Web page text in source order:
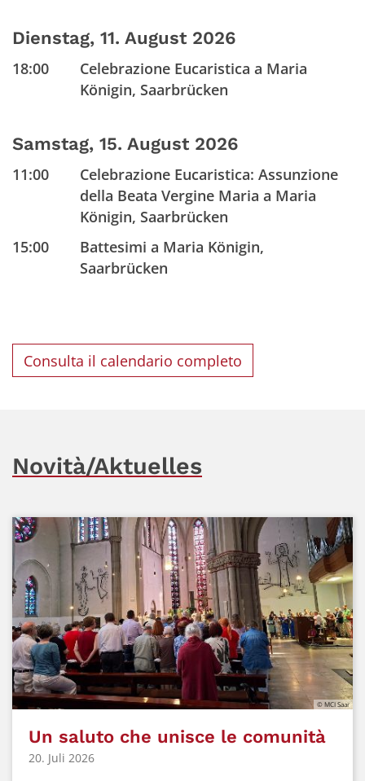
Dienstag, 11. August 2026
18:00
Celebrazione Eucaristica a Maria
Königin, Saarbrücken
Samstag, 15. August 2026
11:00
Celebrazione Eucaristica: Assunzione
della Beata Vergine Maria a Maria
Königin, Saarbrücken
15:00
Battesimi a Maria Königin,
Saarbrücken
Consulta il calendario completo
Novità/Aktuelles
© MCI Saar
Un saluto che unisce le comunità
20. Juli 2026